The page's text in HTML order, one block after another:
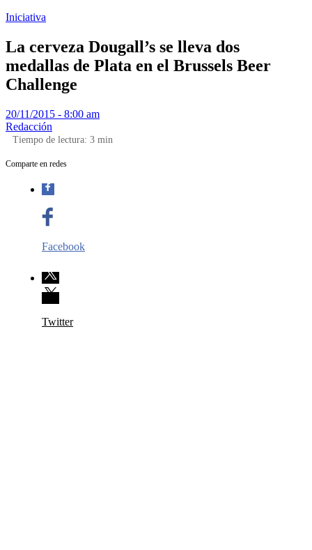
Iniciativa
La cerveza Dougall’s se lleva dos
medallas de Plata en el Brussels Beer
Challenge
20/11/2015 - 8:00 am
Redacción
Tiempo de lectura: 3 min
Comparte en redes
Facebook
Twitter